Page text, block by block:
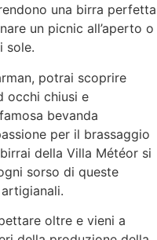
una birra perfetta
un picnic all’aperto o
sole.
potrai scoprire
occhi chiusi e
bevanda
per il brassaggio
della Villa Météor si
sorso di queste
oltre e vieni a